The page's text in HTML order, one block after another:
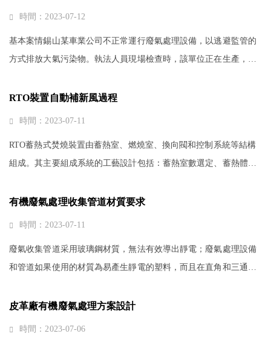
時間：2023-07-12
基本案情錫山某車業公司不正常運行廢氣處理設備，以逃避監管的
方式排放大氣污染物。執法人員現場檢查時，該單位正在生產，但
作用。處理結果該單位的行為···
RTO裝置自動補新風過程
時間：2023-07-11
RTO蓄熱式焚燒裝置由蓄熱室、燃燒室、換向閥和控制系統等結構
組成。其主要組成系統的工藝設計包括：蓄熱室數選定、蓄熱體材
燃燒溫度、煙氣停留時間、燃燒···
有機廢氣處理收集管道材質要求
時間：2023-07-11
廢氣收集管道采用玻璃鋼材質，無法有效導出靜電；廢氣處理設備
和管道如果使用的材質為易產生靜電的塑料，而且在直角和三通處
料。有機廢氣處理收集管道材···
皮革廠有機廢氣處理方案設計
時間：2023-07-06